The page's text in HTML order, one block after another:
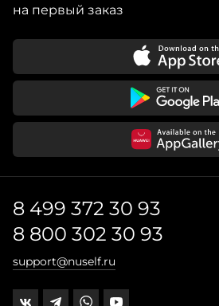
на первый заказ
8 499 372 30 93
8 800 302 30 93
support@nuself.ru